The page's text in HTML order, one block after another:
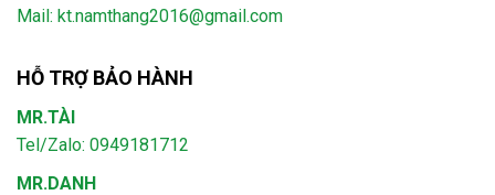
Mail: kt.namthang2016@gmail.com
HỖ TRỢ BẢO HÀNH
MR.TÀI
Tel/Zalo: 0949181712
MR.DANH